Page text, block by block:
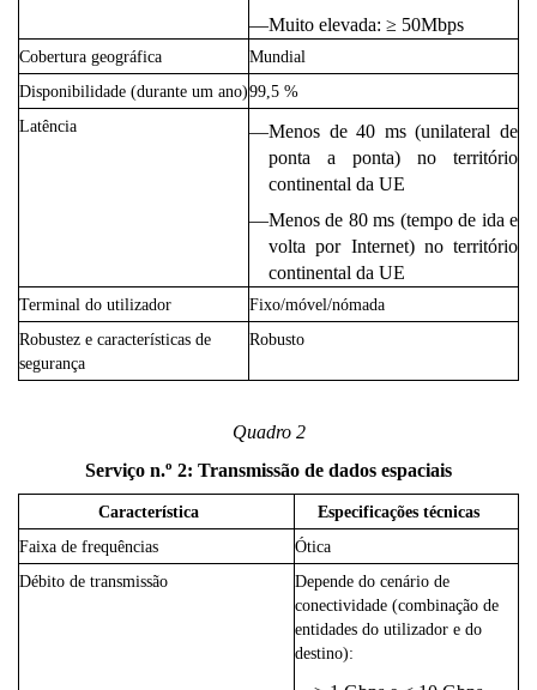
—Muito elevada: ≥ 50Mbps
Cobertura geográfica
Mundial
Disponibilidade (durante um ano)99,5 %
Latência
—Menos de 40 ms (unilateral de
ponta a ponta) no território
continental da UE
—Menos de 80 ms (tempo de ida e
volta por Internet) no território
continental da UE
Terminal do utilizador
Fixo/móvel/nómada
Robustez e características de
segurança
Robusto
Quadro 2
Serviço n.o 2: Transmissão de dados espaciais
Característica
Especificações técnicas
Faixa de frequências
Ótica
Débito de transmissão
Depende do cenário de
conectividade (combinação de
entidades do utilizador e do
destino):